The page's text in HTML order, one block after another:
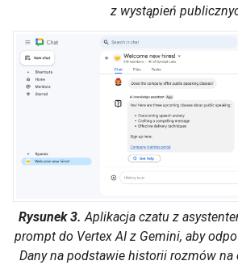
z wystąpień
Rysunek 3. Aplikacja czatu z
prompt do Vertex AI z Gemini, aby
Dany na podstawie historii rozmów na